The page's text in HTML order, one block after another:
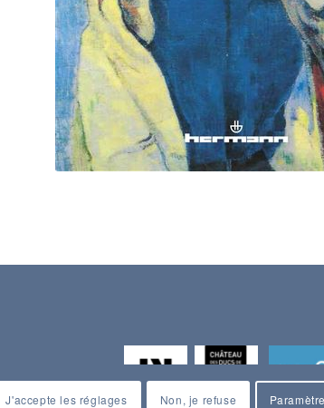
J'accepte les réglages Non, je refuse